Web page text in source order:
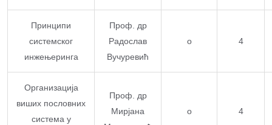
Принципи
системског
инжењеринга
Проф. др
Радослав
Вучуревић
о 4
Организација
виших пословних
система у
Проф. др
Мирјана
о 4